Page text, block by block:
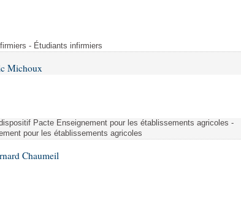
- Étudiants infirmiers
Michoux
Pacte Enseignement pour les établissements agricoles -
pour les établissements agricoles
Chaumeil